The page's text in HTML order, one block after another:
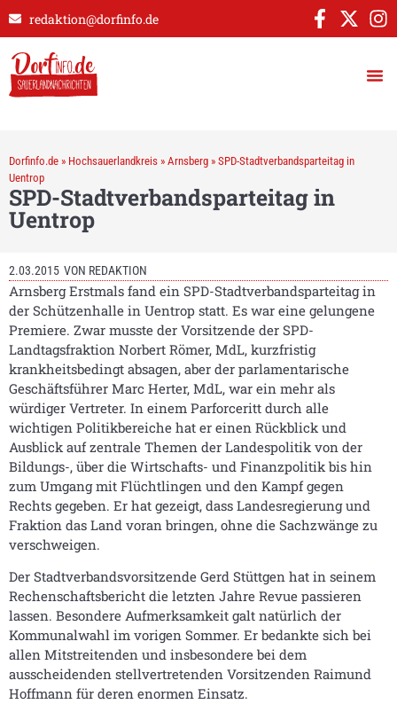
redaktion@dorfinfo.de
Dorfinfo.de » Hochsauerlandkreis » Arnsberg » SPD-Stadtverbandsparteitag in
Uentrop
SPD-Stadtverbandsparteitag in
Uentrop
2.03.2015 VON REDAKTION
Arnsberg Erstmals fand ein SPD-Stadtverbandsparteitag in
der Schützenhalle in Uentrop statt. Es war eine gelungene
Premiere. Zwar musste der Vorsitzende der SPD-
Landtagsfraktion Norbert Römer, MdL, kurzfristig
krankheitsbedingt absagen, aber der parlamentarische
Geschäftsführer Marc Herter, MdL, war ein mehr als
würdiger Vertreter. In einem Parforceritt durch alle
wichtigen Politikbereiche hat er einen Rückblick und
Ausblick auf zentrale Themen der Landespolitik von der
Bildungs-, über die Wirtschafts- und Finanzpolitik bis hin
zum Umgang mit Flüchtlingen und den Kampf gegen
Rechts gegeben. Er hat gezeigt, dass Landesregierung und
Fraktion das Land voran bringen, ohne die Sachzwänge zu
verschweigen.
Der Stadtverbandsvorsitzende Gerd Stüttgen hat in seinem
Rechenschaftsbericht die letzten Jahre Revue passieren
lassen. Besondere Aufmerksamkeit galt natürlich der
Kommunalwahl im vorigen Sommer. Er bedankte sich bei
allen Mitstreitenden und insbesondere bei dem
ausscheidenden stellvertretenden Vorsitzenden Raimund
Hoffmann für deren enormen Einsatz.